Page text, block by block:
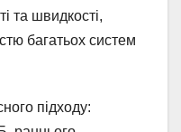
та швидкості,
багатьох систем
підходу: